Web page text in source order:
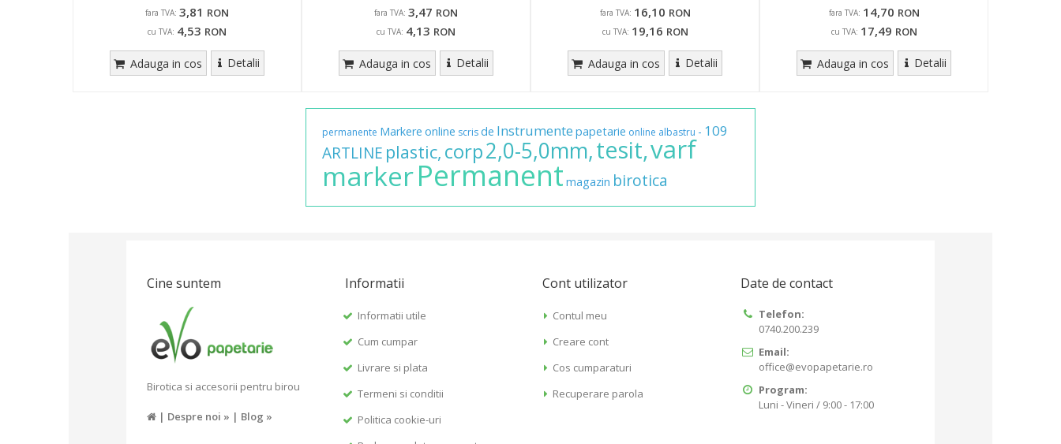
fara TVA: 3,81 RON
cu TVA: 4,53 RON
Adauga in cos Detalii
fara TVA: 3,47 RON
cu TVA: 4,13 RON
Adauga in cos Detalii
fara TVA: 16,10 RON
cu TVA: 19,16 RON
Adauga in cos Detalii
fara TVA: 14,70 RON
cu TVA: 17,49 RON
Adauga in cos Detalii
permanente Markere online scrisde Instrumente papetarie online albastru - 109
ARTLINE plastic, corp2,0-5,0mm,tesit,varf
markerPermanent magazin birotica
Cine suntem
Birotica si accesorii pentru birou
| Despre noi » | Blog »
Informatii
Informatii utile
Cum cumpar
Livrare si plata
Termeni si conditii
Politica cookie-uri
Cont utilizator
Contul meu
Creare cont
Cos cumparaturi
Recuperare parola
Date de contact
Telefon:
0740.200.239
Email:
office@evopapetarie.ro
Program:
Luni - Vineri / 9:00 - 17:00